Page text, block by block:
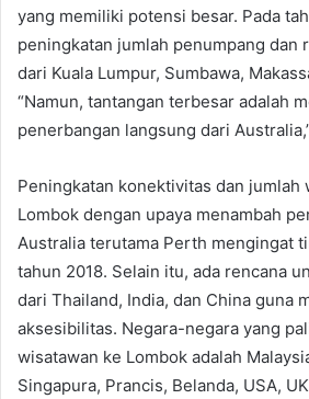
yang memiliki potensi besar. Pada
peningkatan jumlah penumpang dan
dari Kuala Lumpur, Sumbawa,
“Namun, tantangan terbesar adalah
penerbangan langsung dari
Peningkatan konektivitas dan jumlah
Lombok dengan upaya menambah
Australia terutama Perth mengingat
tahun 2018. Selain itu, ada rencana
dari Thailand, India, dan China guna
aksesibilitas. Negara-negara yang
wisatawan ke Lombok adalah
Singapura, Prancis, Belanda, USA,